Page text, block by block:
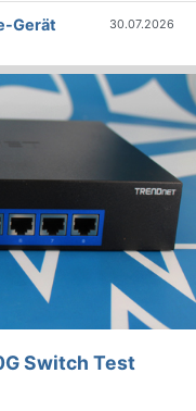
Gerät
30.07.2026
Switch Test